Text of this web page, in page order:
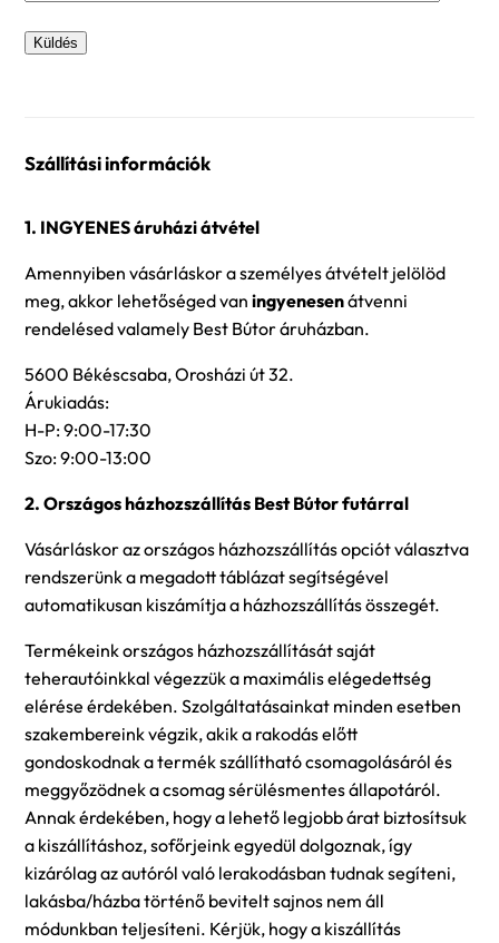
Szállítási információk
1. INGYENES áruházi átvétel
Amennyiben vásárláskor a személyes átvételt jelölöd
meg, akkor lehetőséged van ingyenesenátvenni
rendelésed valamely Best Bútor áruházban.
5600 Békéscsaba, Orosházi út 32.
Árukiadás:
H-P: 9:00-17:30
Szo: 9:00-13:00
2. Országos házhozszállítás Best Bútor futárral
Vásárláskor az országos házhozszállítás opciót választva
rendszerünk a megadott táblázat segítségével
automatikusan kiszámítja a házhozszállítás összegét.
Termékeink országos házhozszállítását saját
teherautóinkkal végezzük a maximális elégedettség
elérése érdekében. Szolgáltatásainkat minden esetben
szakembereink végzik, akik a rakodás előtt
gondoskodnak a termék szállítható csomagolásáról és
meggyőzödnek a csomag sérülésmentes állapotáról.
Annak érdekében, hogy a lehető legjobb árat biztosítsuk
a kiszállításhoz, sofőrjeink egyedül dolgoznak, így
kizárólag az autóról való lerakodásban tudnak segíteni,
lakásba/házba történő bevitelt sajnos nem áll
módunkban teljesíteni. Kérjük, hogy a kiszállítás